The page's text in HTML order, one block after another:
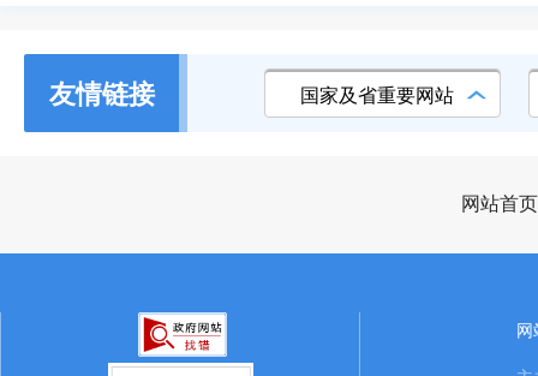
友情链接 国家及省重要网站
网站首页